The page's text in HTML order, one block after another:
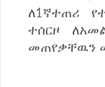
ለ1ኛተጠሪ
ተሰርዞ
መጠየቃቸዉን